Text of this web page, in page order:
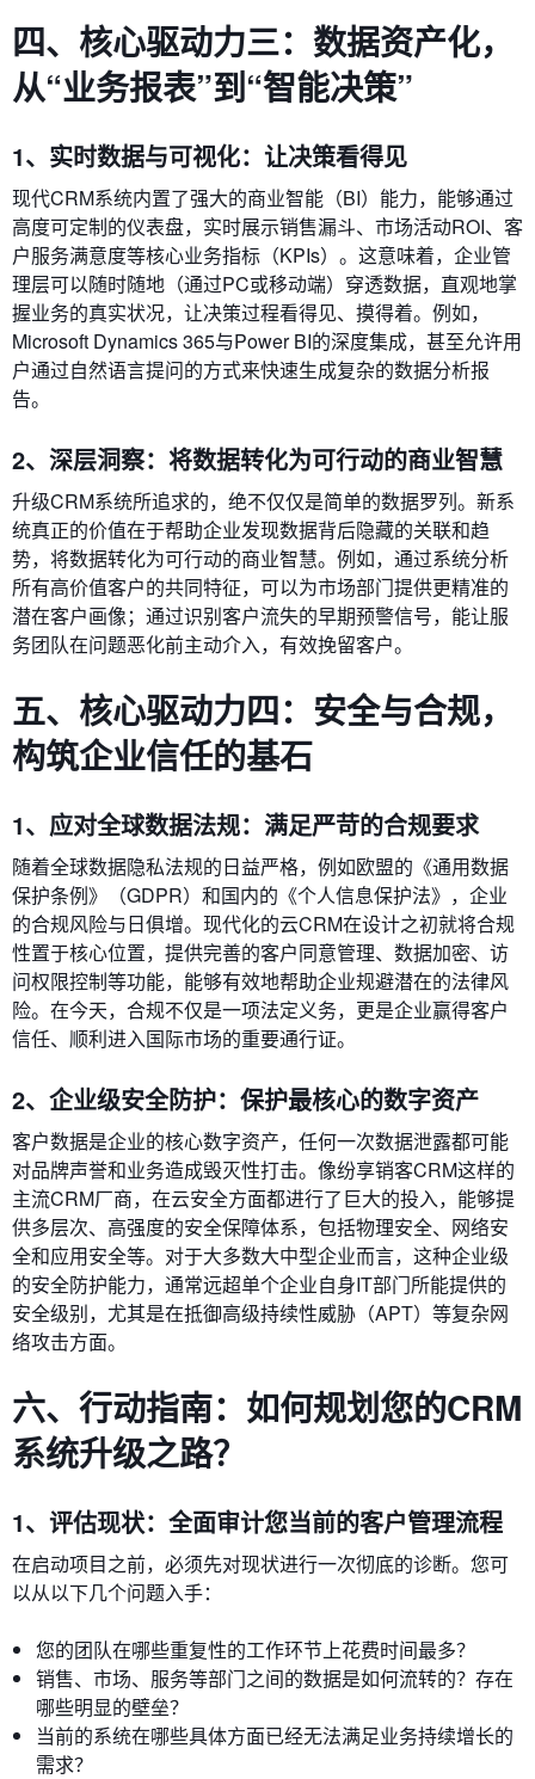
四、核心驱动力三：数据资产化，
从“业务报表”到“智能决策”
1、实时数据与可视化：让决策看得见
现代CRM系统内置了强大的商业智能（BI）能力，能够通过
高度可定制的仪表盘，实时展示销售漏斗、市场活动ROI、客
户服务满意度等核心业务指标（KPIs）。这意味着，企业管
理层可以随时随地（通过PC或移动端）穿透数据，直观地掌
握业务的真实状况，让决策过程看得见、摸得着。例如，
Microsoft Dynamics 365与Power BI的深度集成，甚至允许用
户通过自然语言提问的方式来快速生成复杂的数据分析报
告。
2、深层洞察：将数据转化为可行动的商业智慧
升级CRM系统所追求的，绝不仅仅是简单的数据罗列。新系
统真正的价值在于帮助企业发现数据背后隐藏的关联和趋
势，将数据转化为可行动的商业智慧。例如，通过系统分析
所有高价值客户的共同特征，可以为市场部门提供更精准的
潜在客户画像；通过识别客户流失的早期预警信号，能让服
务团队在问题恶化前主动介入，有效挽留客户。
五、核心驱动力四：安全与合规，
构筑企业信任的基石
1、应对全球数据法规：满足严苛的合规要求
随着全球数据隐私法规的日益严格，例如欧盟的《通用数据
保护条例》（GDPR）和国内的《个人信息保护法》，企业
的合规风险与日俱增。现代化的云CRM在设计之初就将合规
性置于核心位置，提供完善的客户同意管理、数据加密、访
问权限控制等功能，能够有效地帮助企业规避潜在的法律风
险。在今天，合规不仅是一项法定义务，更是企业赢得客户
信任、顺利进入国际市场的重要通行证。
2、企业级安全防护：保护最核心的数字资产
客户数据是企业的核心数字资产，任何一次数据泄露都可能
对品牌声誉和业务造成毁灭性打击。像纷享销客CRM这样的
主流CRM厂商，在云安全方面都进行了巨大的投入，能够提
供多层次、高强度的安全保障体系，包括物理安全、网络安
全和应用安全等。对于大多数大中型企业而言，这种企业级
的安全防护能力，通常远超单个企业自身IT部门所能提供的
安全级别，尤其是在抵御高级持续性威胁（APT）等复杂网
络攻击方面。
六、行动指南：如何规划您的CRM
系统升级之路？
1、评估现状：全面审计您当前的客户管理流程
在启动项目之前，必须先对现状进行一次彻底的诊断。您可
以从以下几个问题入手：
您的团队在哪些重复性的工作环节上花费时间最多？
销售、市场、服务等部门之间的数据是如何流转的？存在
哪些明显的壁垒？
当前的系统在哪些具体方面已经无法满足业务持续增长的
需求？